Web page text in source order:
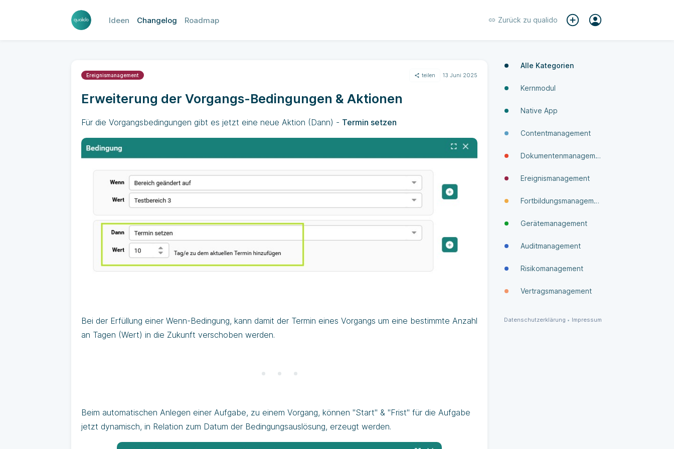
Ideen Changelog Roadmap Zurück zu qualido
Ereignismanagement teilen 13 Juni 2025
Erweiterung der Vorgangs-Bedingungen & Aktionen
Für die Vorgangsbedingungen gibt es jetzt eine neue Aktion (Dann) - Termin setzen
Bei der Erfüllung einer Wenn-Bedingung, kann damit der Termin eines Vorgangs um eine bestimmte Anzahl
an Tagen (Wert) in die Zukunft verschoben werden.
Beim automatischen Anlegen einer Aufgabe, zu einem Vorgang, können "Start" & "Frist" für die Aufgabe
jetzt dynamisch, in Relation zum Datum der Bedingungsauslösung, erzeugt werden.
Alle Kategorien
Kernmodul
Native App
Contentmanagement
Dokumenten­manage­ment
Ereignismanagement
Fortbildungsmanagement
Gerätemanagement
Auditmanagement
Risikomanagement
Vertragsmanagement
Datenschutzerklärung • Impressum